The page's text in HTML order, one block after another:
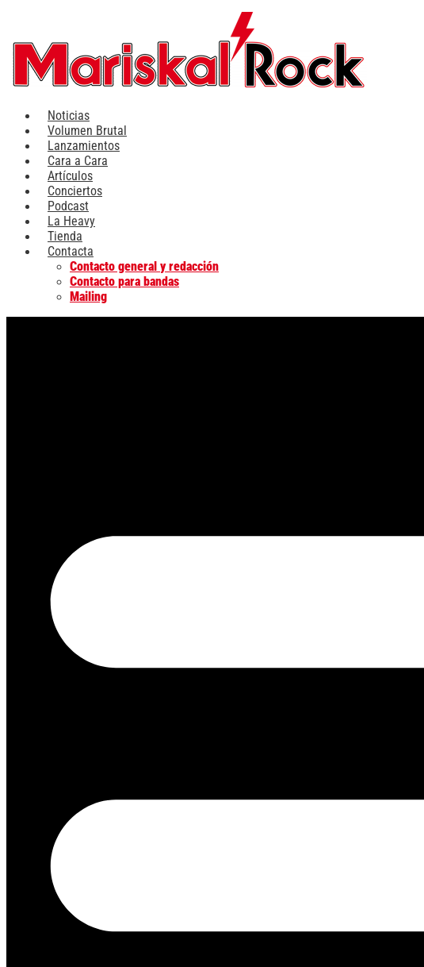
contenido
Noticias
Volumen Brutal
Lanzamientos
Cara a Cara
Artículos
Conciertos
Podcast
La Heavy
Tienda
Contacta
Contacto general y redacción
Contacto para bandas
Mailing